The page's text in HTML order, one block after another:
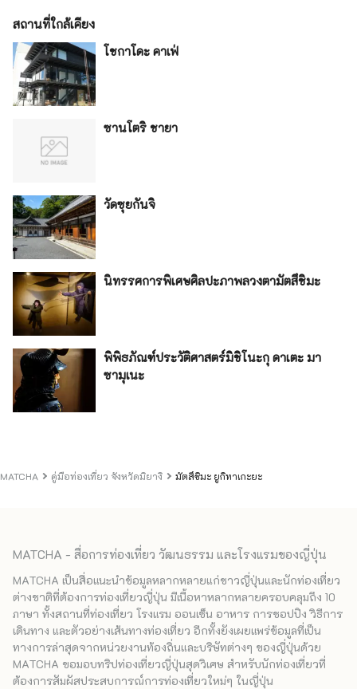
สถานที่ใกล้เคียง
โชกาโดะ คาเฟ่
ซานโตริ ชายา
วัดซุยกันจิ
นิทรรศการพิเศษศิลปะภาพลวงตามัตสึชิมะ
พิพิธภัณฑ์ประวัติศาสตร์มิชิโนะกุ ดาเตะ มา
ซามุเนะ
MATCHA คู่มือท่องเที่ยว จังหวัดมิยางิ มัตสึชิมะ ยูกิทาเกะยะ
MATCHA - สื่อการท่องเที่ยว วัฒนธรรม และโรงแรมของญี่ปุ่น
MATCHA เป็นสื่อแนะนำข้อมูลหลากหลายแก่ชาวญี่ปุ่นและนักท่องเที่ยว
ต่างชาติที่ต้องการท่องเที่ยวญี่ปุ่น มีเนื้อหาหลากหลายครอบคลุมถึง 10
ภาษา ทั้งสถานที่ท่องเที่ยว โรงแรม ออนเซ็น อาหาร การชอปปิง วิธีการ
เดินทาง และตัวอย่างเส้นทางท่องเที่ยว อีกทั้งยังเผยแพร่ข้อมูลที่เป็น
ทางการล่าสุดจากหน่วยงานท้องถิ่นและบริษัทต่างๆ ของญี่ปุ่นด้วย
MATCHA ขอมอบทริปท่องเที่ยวญี่ปุ่นสุดวิเศษ สำหรับนักท่องเที่ยวที่
ต้องการสัมผัสประสบการณ์การท่องเที่ยวใหม่ๆ ในญี่ปุ่น